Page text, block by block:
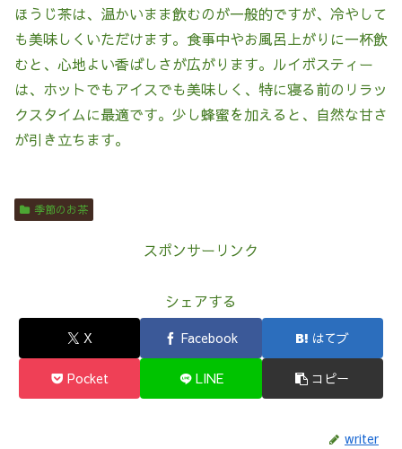
ほうじ茶は、温かいまま飲むのが一般的ですが、冷やして
も美味しくいただけます。食事中やお風呂上がりに一杯飲
むと、心地よい香ばしさが広がります。ルイボスティー
は、ホットでもアイスでも美味しく、特に寝る前のリラッ
クスタイムに最適です。少し蜂蜜を加えると、自然な甘さ
が引き立ちます。
季節のお茶
スポンサーリンク
シェアする
X Facebook はてブ
Pocket LINE コピー
writer